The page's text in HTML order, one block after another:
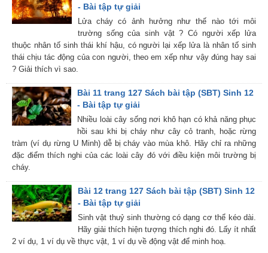
- Bài tập tự giải
Lửa cháy có ảnh hưởng như thế nào tới môi
trường sống của sinh vật ? Có người xếp lửa
thuộc nhân tố sinh thái khí hậu, có người lại xếp lửa là nhân tố sinh
thái chịu tác động của con người, theo em xếp như vậy đúng hay sai
? Giải thích vì sao.
Bài 11 trang 127 Sách bài tập (SBT) Sinh 12
- Bài tập tự giải
Nhiều loài cây sống nơi khô hạn có khả năng phục
hồi sau khi bị cháy như cây cỏ tranh, hoặc rừng
tràm (ví dụ rừng U Minh) dễ bị cháy vào mùa khô. Hãy chỉ ra những
đặc điểm thích nghi của các loài cây đó với điều kiện môi trường bị
cháy.
Bài 12 trang 127 Sách bài tập (SBT) Sinh 12
- Bài tập tự giải
Sinh vật thuỷ sinh thường có dạng cơ thể kéo dài.
Hãy giải thích hiện tượng thích nghi đó. Lấy ít nhất
2 ví dụ, 1 ví dụ về thực vật, 1 ví dụ về động vật để minh hoạ.